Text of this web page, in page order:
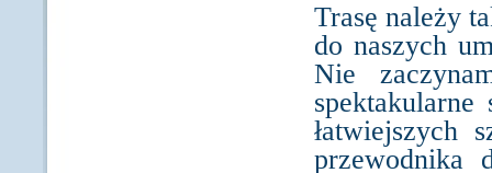
Trasę należy
do naszych
Nie
łatwiejszych
przewodnika